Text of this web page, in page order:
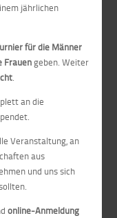
jährlichen
für die Männer
Frauengeben. Weiter
.
an die
Veranstaltung, an
aus
und uns sich
online-Anmeldung